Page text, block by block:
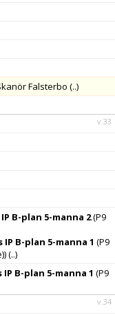
Falsterbo (..)
v.33
B-plan 5-manna 2(P9
B-plan 5-manna 1 (P9
(..)
B-plan 5-manna 1 (P9
v.34